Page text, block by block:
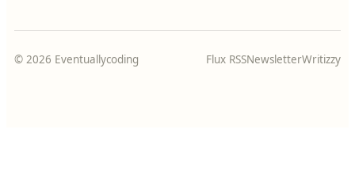
© 2026 Eventuallycoding Flux RSSNewsletterWritizzy